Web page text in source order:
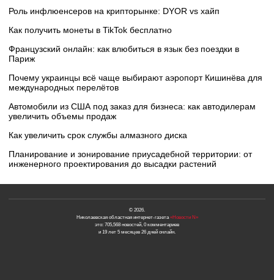
Роль инфлюенсеров на крипторынке: DYOR vs хайп
Как получить монеты в TikTok бесплатно
Французский онлайн: как влюбиться в язык без поездки в
Париж
Почему украинцы всё чаще выбирают аэропорт Кишинёва для
международных перелётов
Автомобили из США под заказ для бизнеса: как автодилерам
увеличить объемы продаж
Как увеличить срок службы алмазного диска
Планирование и зонирование приусадебной территории: от
инженерного проектирования до высадки растений
© 2026.
Николаевская областная интернет-газета«Новости N»
это: 705,568 новостей, 0 комментариев
и 19 лет 5 месяцев 26 дней онлайн.